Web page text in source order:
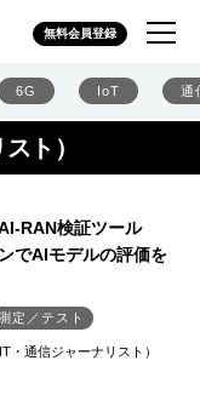
無料会員登録
6G IoT 通
ト）
RAN検証ツール
でAIモデルの評価を
定／テスト
・通信ジャーナリスト）